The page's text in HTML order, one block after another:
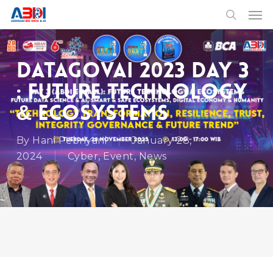
Skip
main
content
search
DataGovAI 2023 Day 3
: Future Technology
& Ecosystems
By Hani Pebriyani
January 28,
2024
Cyber,Event,News